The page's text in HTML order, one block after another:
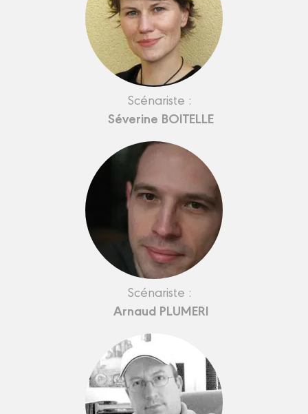
Scénariste :
Séverine BOITELLE
Scénariste :
Arnaud PLUMERI